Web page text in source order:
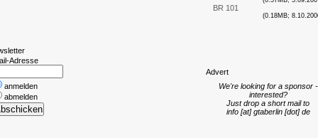
Adresse
anmelden
abmelden
BR 101
(0.18MB;
Advert
We're looking for a sponsor -
interested?
Just drop a short mail to
info [at] gtaberlin [dot] de